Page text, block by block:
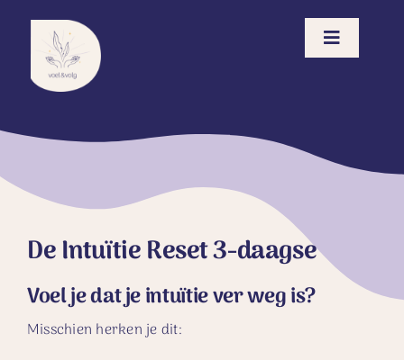
Toggle
Voel & Volg Methode
Opleiding
Events
Contact
De Intuïtie Reset 3-daagse
Voel je dat je intuïtie ver weg is?
Misschien herken je dit: